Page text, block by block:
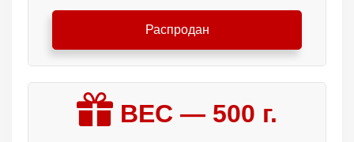
Распродан
ВЕС — 500 г.